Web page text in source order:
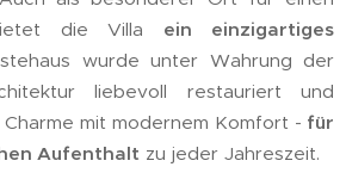
die Villa ein einzigartiges
wurde unter Wahrung der
liebevoll restauriert und
mit modernem Komfort - für
Aufenthalt zu jeder Jahreszeit.